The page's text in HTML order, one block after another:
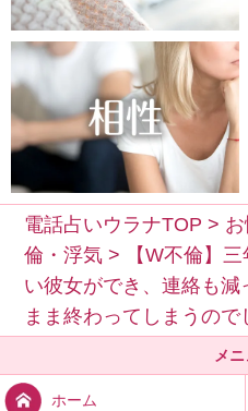
電話占いウラナTOP >
倫・浮気 >
【W不倫】
い彼女ができ、連絡も
まま終わってしまうので
メ
ホーム